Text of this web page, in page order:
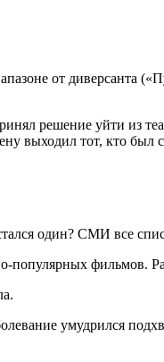
от диверсанта
решение уйти из
выходил тот, кто
один? СМИ все
фильмов.
умудрился